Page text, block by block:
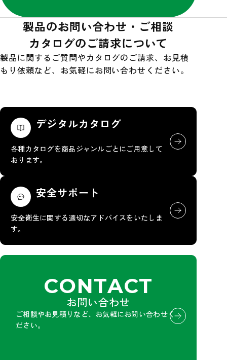
製品のお問い合わせ・ご相談
カタログのご請求について
製品に関するご質問やカタログのご請求、お見積
もり依頼など、お気軽にお問い合わせください。
デジタルカタログ
各種カタログを商品ジャンルごとにご用意して
おります。
安全サポート
安全衛生に関する適切なアドバイスをいたしま
す。
CONTACT
お問い合わせ
ご相談やお見積りなど、お気軽にお問い合わせく
ださい。